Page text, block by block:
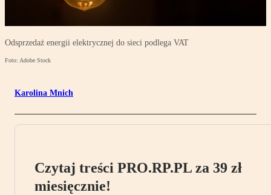
Odsprzedaż energii elektrycznej do sieci podlega VAT
Foto: Adobe Stock
Karolina Mnich
Czytaj treści PRO.RP.PL za 39 zł
miesięcznie!